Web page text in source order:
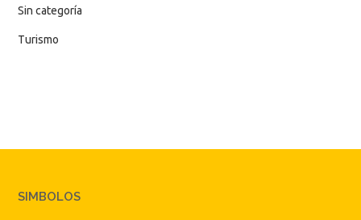
Sin categoría
Turismo
SIMBOLOS